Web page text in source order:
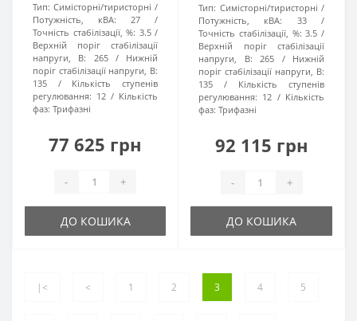
Тип: Симісторні/тиристорні
Потужність, кВА:
27
Точність стабілізації, %: 3.5
Верхній поріг стабілізації
напруги, В:
265
Нижній
поріг стабілізації напруги, В:
135
Кількість ступенів
регулювання: 12
Кількість
фаз: Трифазні
77 625 грн
- +
ДО КОШИКА
Тип: Симісторні/тиристорні
Потужність, кВА:
33
Точність стабілізації, %: 3.5
Верхній поріг стабілізації
напруги, В:
265
Нижній
поріг стабілізації напруги, В:
135
Кількість ступенів
регулювання: 12
Кількість
фаз: Трифазні
92 115 грн
- +
ДО КОШИКА
|< < 1 2 3 4 5